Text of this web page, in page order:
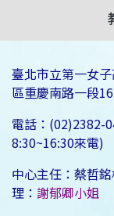
臺北市立第一女
區重慶南路一段
電話：(02)2382-
8:30~16:30來電)
中心主任：蔡哲
理： 謝郁卿小姐